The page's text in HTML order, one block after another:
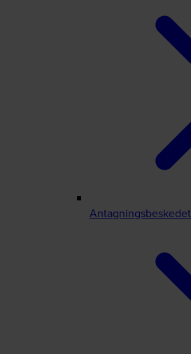
Antagningsbeskedet